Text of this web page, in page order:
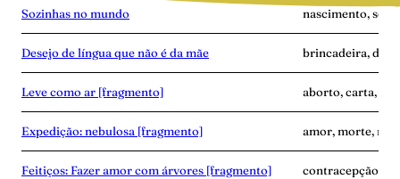
Sozinhas no mundo nascimento,
Desejo de língua que não é da mãe brincadeira,
Leve como ar [fragmento] aborto, carta,
Expedição: nebulosa [fragmento] amor, morte,
Feitiços: Fazer amor com árvores [fragmento] contracepção,